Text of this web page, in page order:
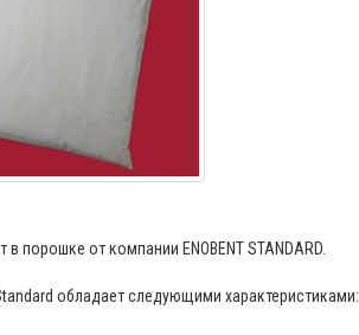
от компании ENOBENT STANDARD.
обладает следующими характеристиками: